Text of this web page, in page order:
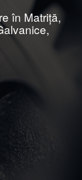
în Matriţă,